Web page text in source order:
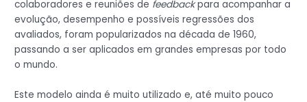
colaboradores e reuniões de feedbackpara acompanhar a
evolução, desempenho e possíveis regressões dos
avaliados, foram popularizados na década de 1960,
passando a ser aplicados em grandes empresas por todo
o mundo.
Este modelo ainda é muito utilizado e, até muito pouco